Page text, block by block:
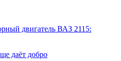
двигатель ВАЗ 2115:
даёт добро